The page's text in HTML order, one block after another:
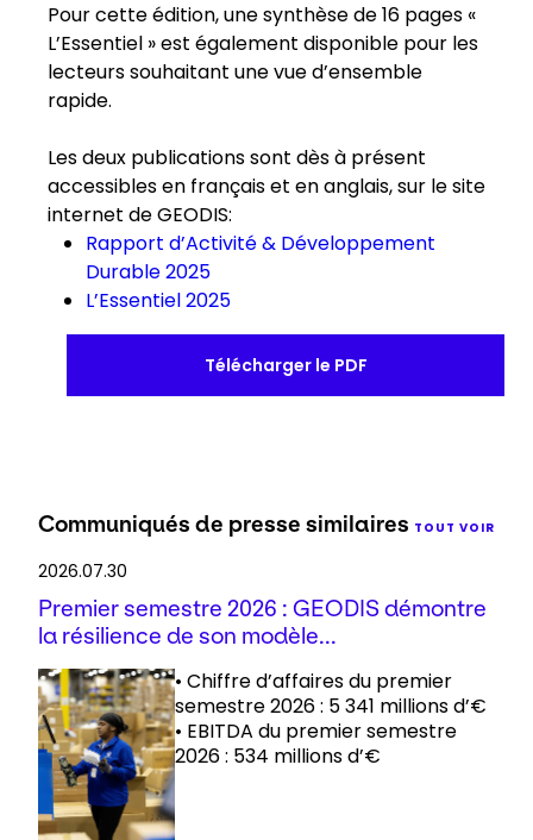
Pour cette édition, une synthèse de 16 pages «
L’Essentiel » est également disponible pour les
lecteurs souhaitant une vue d’ensemble
rapide.
Les deux publications sont dès à présent
accessibles en français et en anglais, sur le site
internet de GEODIS:
Rapport d’Activité & Développement
Durable 2025
L’Essentiel 2025
Télécharger le PDF
Communiqués de presse similaires TOUT VOIR
2026.07.30
Premier semestre 2026 : GEODIS démontre
la résilience de son modèle...
• Chiffre d’affaires du premier
semestre 2026 : 5 341 millions d’€
• EBITDA du premier semestre
2026 : 534 millions d’€